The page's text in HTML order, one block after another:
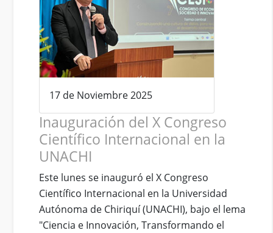
17 de Noviembre 2025
Inauguración del X Congreso
Científico Internacional en la
UNACHI
Este lunes se inauguró el X Congreso
Científico Internacional en la Universidad
Autónoma de Chiriquí (UNACHI), bajo el lema
"Ciencia e Innovación, Transformando el